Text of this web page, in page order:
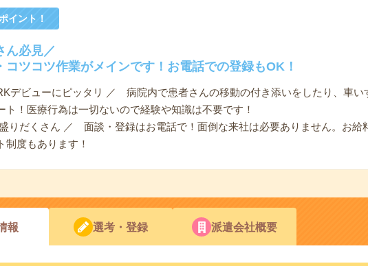
イント！
ん必見／
コツコツ作業がメインです！お電話での登録もOK！
デビューにピッタリ ／ 病院内で患者さんの移動の付き添いをしたり、車い
ト！医療行為は一切ないので経験や知識は不要です！
りだくさん ／ 面談・登録はお電話で！面倒な来社は必要ありません。お給
制度もあります！
報 選考・登録 派遣会社概要